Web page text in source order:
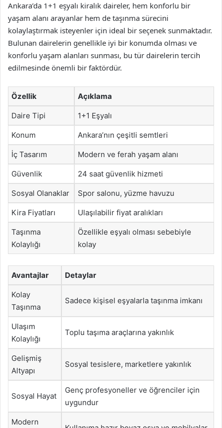
Ankara’da 1+1 eşyalı kiralık daireler, hem konforlu bir
yaşam alanı arayanlar hem de taşınma sürecini
kolaylaştırmak isteyenler için ideal bir seçenek sunmaktadır.
Bulunan dairelerin genellikle iyi bir konumda olması ve
konforlu yaşam alanları sunması, bu tür dairelerin tercih
edilmesinde önemli bir faktördür.
Özellik Açıklama
Daire Tipi 1+1 Eşyalı
Konum Ankara’nın çeşitli semtleri
İç Tasarım Modern ve ferah yaşam alanı
Güvenlik 24 saat güvenlik hizmeti
Sosyal Olanaklar Spor salonu, yüzme havuzu
Kira Fiyatları Ulaşılabilir fiyat aralıkları
Taşınma
Kolaylığı
Özellikle eşyalı olması sebebiyle
kolay
Avantajlar Detaylar
Kolay
Taşınma
Sadece kişisel eşyalarla taşınma imkanı
Ulaşım
Kolaylığı
Toplu taşıma araçlarına yakınlık
Gelişmiş
Altyapı
Sosyal tesislere, marketlere yakınlık
Sosyal Hayat
Genç profesyoneller ve öğrenciler için
uygundur
Modern